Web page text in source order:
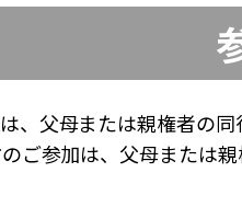
、父母または親権者の同
ご参加は、父母または親